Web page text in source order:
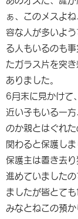
ぁ、このメスよ
容な人が多いよ
る人もいるのも
たガラス片を突
ありました。
6月末に見かけて
近い子もいる一
のか親とはぐれ
関わると保護しま
保護主は置き去
進めていました
ましたが皆とても
みなとねこの預